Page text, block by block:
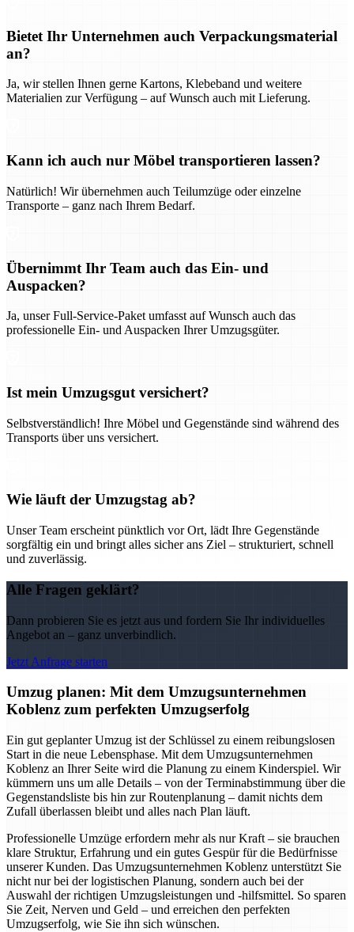
Bietet Ihr Unternehmen auch Verpackungsmaterial
an?
Ja, wir stellen Ihnen gerne Kartons, Klebeband und weitere
Materialien zur Verfügung – auf Wunsch auch mit Lieferung.
Kann ich auch nur Möbel transportieren lassen?
Natürlich! Wir übernehmen auch Teilumzüge oder einzelne
Transporte – ganz nach Ihrem Bedarf.
Übernimmt Ihr Team auch das Ein- und
Auspacken?
Ja, unser Full-Service-Paket umfasst auf Wunsch auch das
professionelle Ein- und Auspacken Ihrer Umzugsgüter.
Ist mein Umzugsgut versichert?
Selbstverständlich! Ihre Möbel und Gegenstände sind während des
Transports über uns versichert.
Wie läuft der Umzugstag ab?
Unser Team erscheint pünktlich vor Ort, lädt Ihre Gegenstände
sorgfältig ein und bringt alles sicher ans Ziel – strukturiert, schnell
und zuverlässig.
Alle Fragen geklärt?
Dann probieren Sie es jetzt aus und fordern Sie Ihr individuelles
Angebot an – ganz unverbindlich.
Jetzt Anfrage starten
Umzug planen: Mit dem Umzugsunternehmen
Koblenz zum perfekten Umzugserfolg
Ein gut geplanter Umzug ist der Schlüssel zu einem reibungslosen
Start in die neue Lebensphase. Mit dem Umzugsunternehmen
Koblenz an Ihrer Seite wird die Planung zu einem Kinderspiel. Wir
kümmern uns um alle Details – von der Terminabstimmung über die
Gegenstandsliste bis hin zur Routenplanung – damit nichts dem
Zufall überlassen bleibt und alles nach Plan läuft.
Professionelle Umzüge erfordern mehr als nur Kraft – sie brauchen
klare Struktur, Erfahrung und ein gutes Gespür für die Bedürfnisse
unserer Kunden. Das Umzugsunternehmen Koblenz unterstützt Sie
nicht nur bei der logistischen Planung, sondern auch bei der
Auswahl der richtigen Umzugsleistungen und -hilfsmittel. So sparen
Sie Zeit, Nerven und Geld – und erreichen den perfekten
Umzugserfolg, wie Sie ihn sich wünschen.